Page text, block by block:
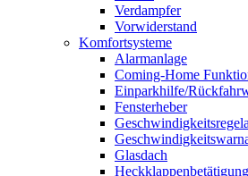
Verdampfer
Vorwiderstand
Komfortsysteme
Alarmanlage
Coming-Home
Einparkhilfe/
Fensterheber
Glasdach
Heckklappenbetätigung